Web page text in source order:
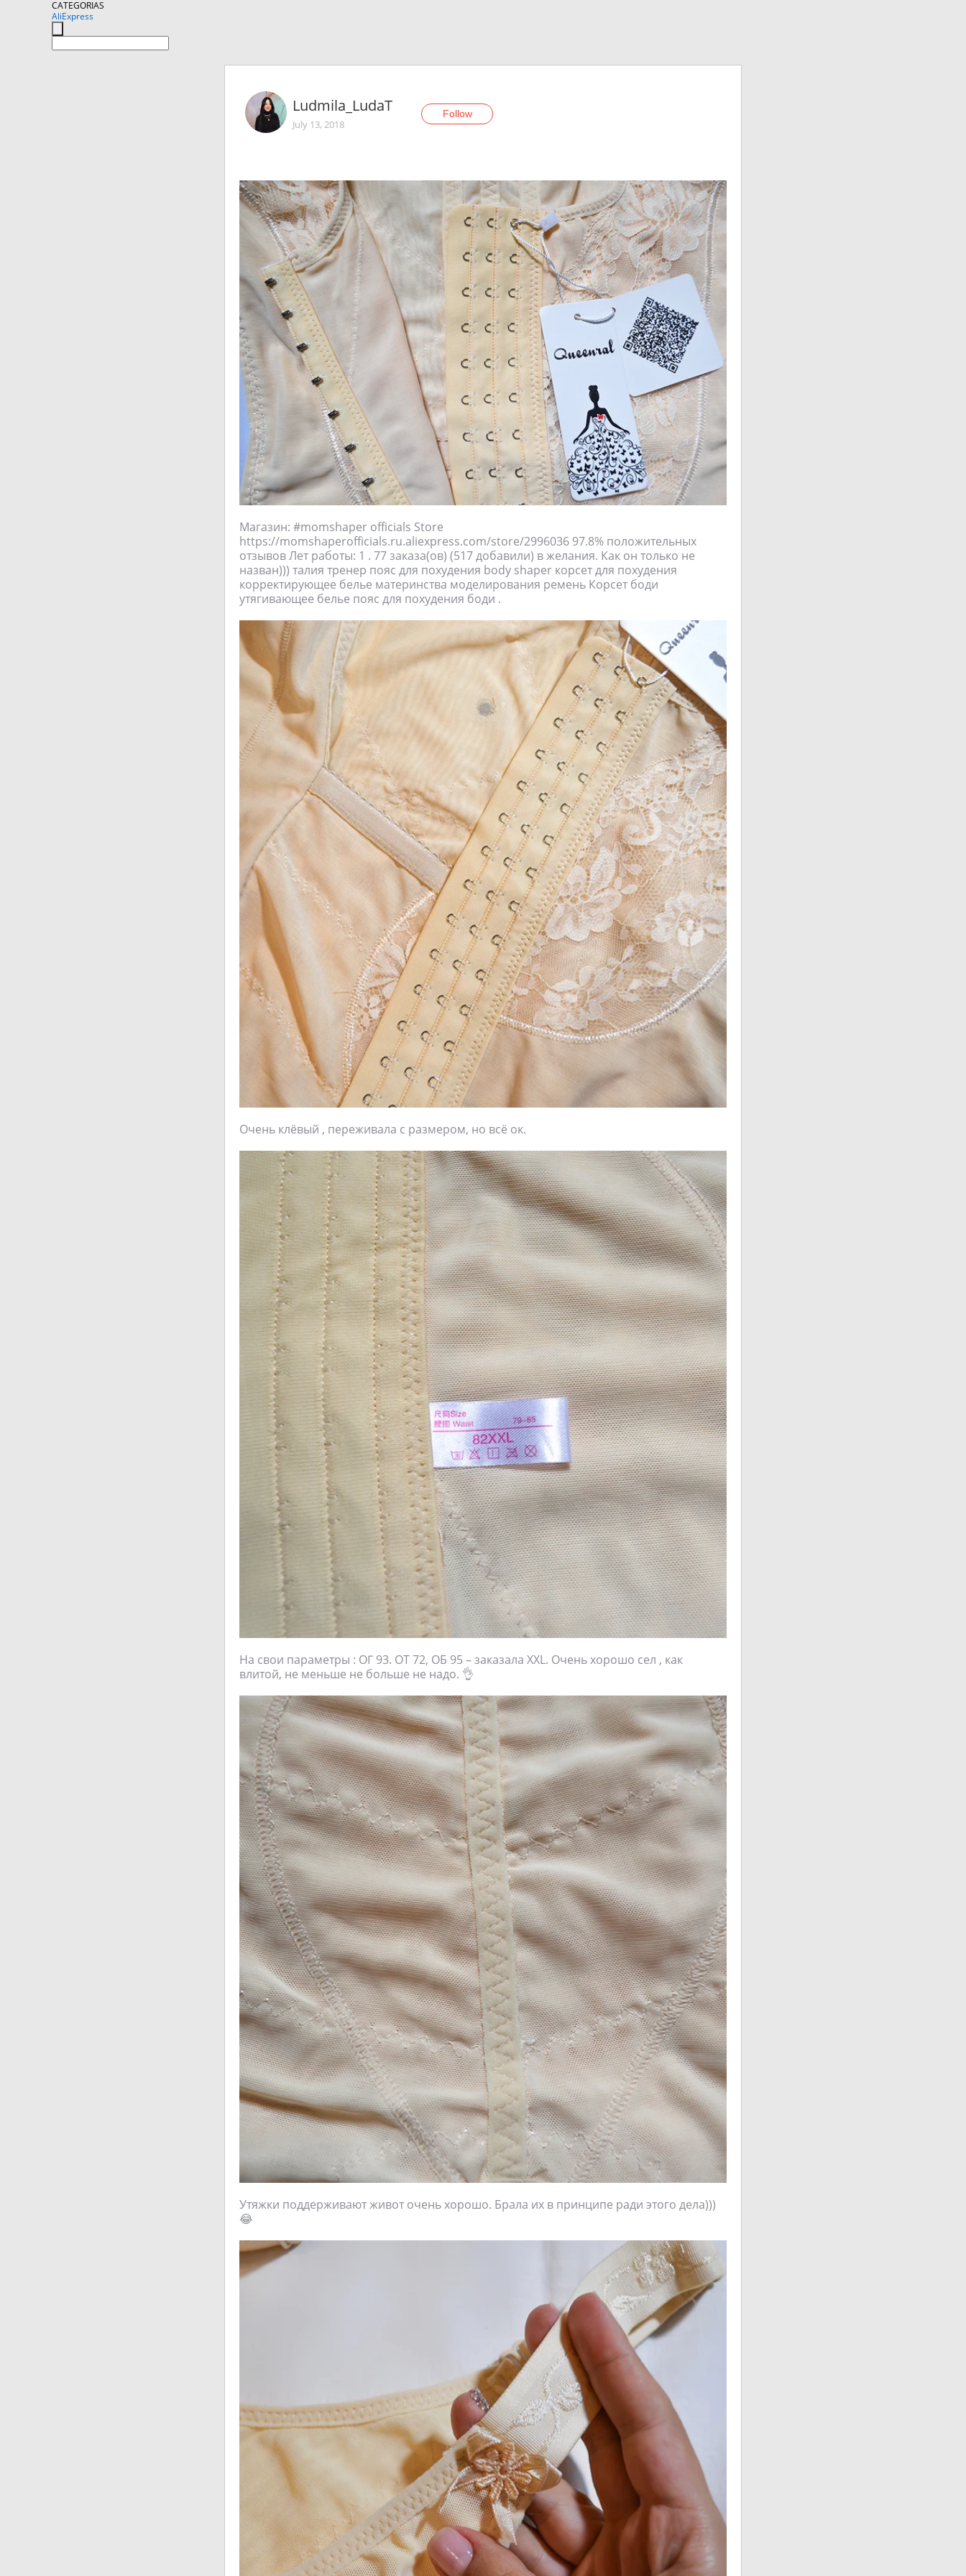
CATEGORIAS
AliExpress
Ludmila_LudaT
July 13, 2018
Follow
Магазин: #momshaper officials Store
https://momshaperofficials.ru.aliexpress.com/store/2996036 97.8% положительных
отзывов Лет работы: 1 . 77 заказа(ов) (517 добавили) в желания. Как он только не
назван))) талия тренер пояс для похудения body shaper корсет для похудения
корректирующее белье материнства моделирования ремень Корсет боди
утягивающее белье пояс для похудения боди .
Очень клёвый , переживала с размером, но всё ок.
На свои параметры : ОГ 93. ОТ 72, ОБ 95 – заказала XXL. Очень хорошо сел , как
влитой, не меньше не больше не надо. 👌
Утяжки поддерживают живот очень хорошо. Брала их в принципе ради этого дела)))
😂